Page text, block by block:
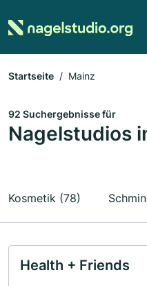
Startseite Mainz
92 Suchergebnisse für
Nagelstudios
Kosmetik (78)
Health + Friends